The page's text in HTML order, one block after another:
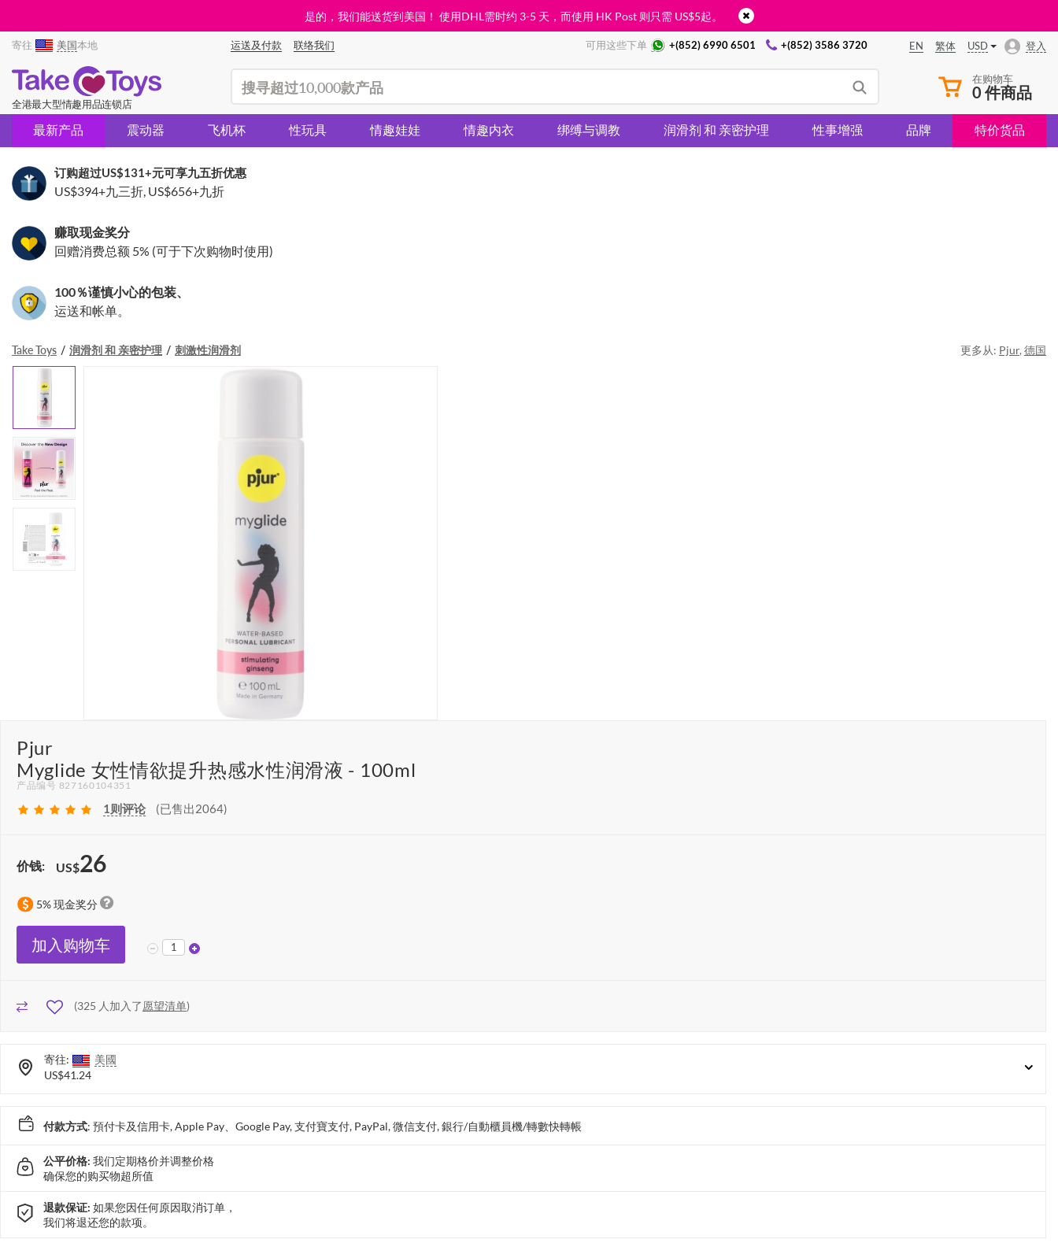
是的，我们能送货到美国！ 使用DHL需时约 3-5 天，而使用 HK Post 则只需 US$5起。
寄往 美国本地 运送及付款 联络我们 可用这些下单 +(852) 6990 6501 +(852) 3586 3720 EN 繁体 USD 登入
在购物车
0 件商品
全港最大型情趣用品连锁店
最新产品 震动器 飞机杯 性玩具 情趣娃娃 情趣内衣 绑缚与调教 润滑剂 和 亲密护理 性事增强 品牌 特价货品
订购超过US$131+元可享九五折优惠
US$394+九三折, US$656+九折
赚取现金奖分
回赠消费总额 5% (可于下次购物时使用)
100％谨慎小心的包装、
运送和帐单。
Take Toys 润滑剂 和 亲密护理 刺激性润滑剂 更多从: Pjur, 德国
Pjur
Myglide 女性情欲提升热感水性润滑液 - 100ml
产品编号 827160104351
1则评论 (已售出2064)
价钱: US$26
5% 现金奖分
加入购物车
(325 人加入了愿望清单)
寄往:
美國
US$41.24
付款方式: 預付卡及信用卡, Apple Pay、Google Pay, 支付寶支付, PayPal, 微信支付, 銀行/自動櫃員機/轉數快轉帳
公平价格: 我们定期格价并调整价格
确保您的购买物超所值
退款保证: 如果您因任何原因取消订单，
我们将退还您的款项。